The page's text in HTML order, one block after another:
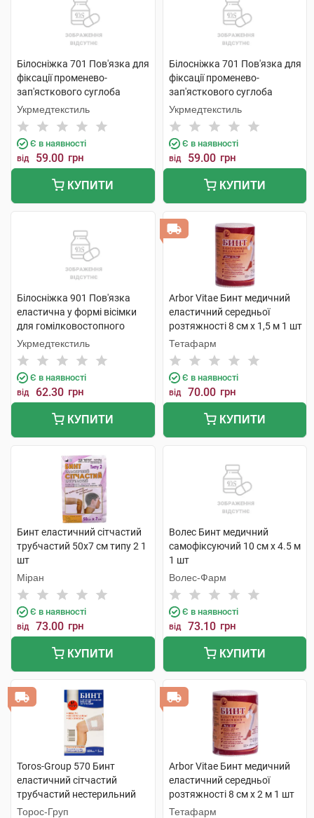
Білосніжка 701 Пов'язка для
фіксації променево-
зап'ясткового суглоба
розмір 3 (19-20см) 1 шт
Укрмедтекстиль
Є в наявності
від 59.00 грн
КУПИТИ
Білосніжка 701 Пов'язка для
фіксації променево-
зап'ясткового суглоба
розмір 4 (21-22см) 1 шт
Укрмедтекстиль
Є в наявності
від 59.00 грн
КУПИТИ
Білосніжка 901 Пов'язка
еластична у формі вісімки
для гомілковостопного
суглобу розмір 1 1 шт
Укрмедтекстиль
Є в наявності
від 62.30 грн
КУПИТИ
Arbor Vitae Бинт медичний
еластичний середньої
розтяжності 8 см х 1,5 м 1 шт
Тетафарм
Є в наявності
від 70.00 грн
КУПИТИ
Бинт еластичний сітчастий
трубчастий 50х7 см типу 2 1
шт
Міран
Є в наявності
від 73.00 грн
КУПИТИ
Волес Бинт медичний
самофіксуючий 10 см х 4.5 м
1 шт
Волес-Фарм
Є в наявності
від 73.10 грн
КУПИТИ
Toros-Group 570 Бинт
еластичний сітчастий
трубчастий нестерильний
100х5 см стегно та голова 1
Торос-Груп
Arbor Vitae Бинт медичний
еластичний середньої
розтяжності 8 см х 2 м 1 шт
Тетафарм